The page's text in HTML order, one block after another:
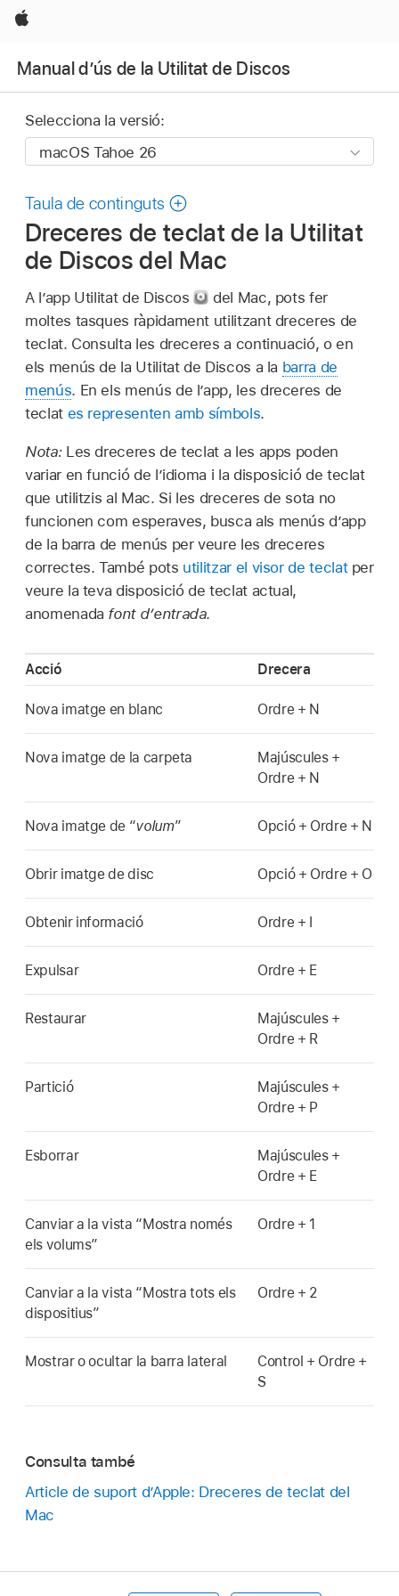
Apple
Manual d’ús de la Utilitat de Discos
Selecciona la versió:
Taula de continguts
Dreceres de teclat de la Utilitat
de Discos del Mac
A l’app Utilitat de Discos
del Mac, pots fer
moltes tasques ràpidament utilitzant dreceres de
teclat. Consulta les dreceres a continuació, o en
els menús de la Utilitat de Discos a la barra de
menús. En els menús de l’app, les dreceres de
teclat es representen amb símbols.
Nota: Les dreceres de teclat a les apps poden
variar en funció de l’idioma i la disposició de teclat
que utilitzis al Mac. Si les dreceres de sota no
funcionen com esperaves, busca als menús d’app
de la barra de menús per veure les dreceres
correctes. També pots utilitzar el visor de teclatper
veure la teva disposició de teclat actual,
anomenada font d’entrada.
Acció Drecera
Nova imatge en blanc Ordre + N
Nova imatge de la carpeta
Majúscules +
Ordre + N
Nova imatge de “volum” Opció + Ordre + N
Obrir imatge de disc Opció + Ordre + O
Obtenir informació Ordre + I
Expulsar Ordre + E
Restaurar
Majúscules +
Ordre + R
Partició
Majúscules +
Ordre + P
Esborrar
Majúscules +
Ordre + E
Canviar a la vista “Mostra només
els volums”
Ordre + 1
Canviar a la vista “Mostra tots els
dispositius”
Ordre + 2
Mostrar o ocultar la barra lateral
Control + Ordre +
S
Consulta també
Article de suport d’Apple: Dreceres de teclat del
Mac